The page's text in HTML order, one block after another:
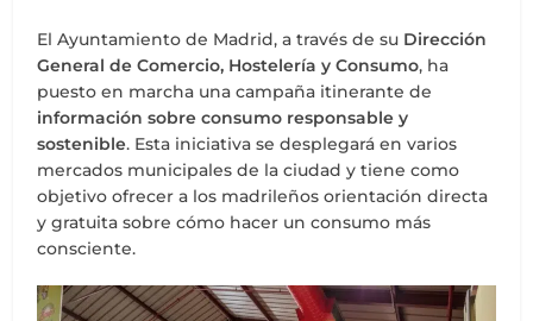
El Ayuntamiento de Madrid, a través de su Dirección
General de Comercio, Hostelería y Consumo, ha
puesto en marcha una campaña itinerante de
información sobre consumo responsable y
sostenible. Esta iniciativa se desplegará en varios
mercados municipales de la ciudad y tiene como
objetivo ofrecer a los madrileños orientación directa
y gratuita sobre cómo hacer un consumo más
consciente.